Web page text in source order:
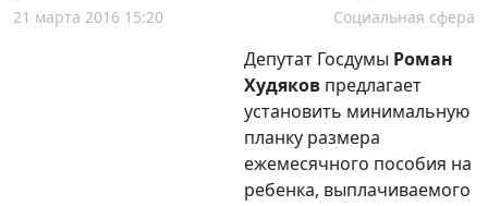
21 марта 2016 15:20 Социальная сфера
Депутат Госдумы Роман
Худяков предлагает
установить минимальную
планку размера
ежемесячного пособия на
ребенка, выплачиваемого